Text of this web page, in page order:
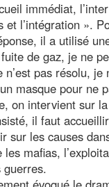
immédiat,
et l’intégration ».
il a utilisé
de gaz, je ne
n’est pas résolu, je
masque pour ne
on intervient sur
il faut
sur les causes
les mafias,
guerres.